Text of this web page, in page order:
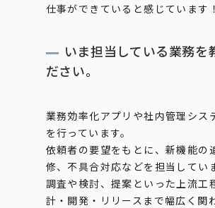
仕事ができていると感じています！
いま担当している業務を
ださい。
業務効率化アプリや社内管理シス
を行っています。
依頼者の要望をもとに、新機能の
修、不具合対応などを担当してい
調査や検討、提案といった上流工
計・開発・リリースまで幅広く関